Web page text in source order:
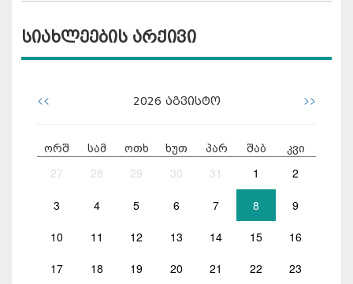
სიახლეების არქივი
<< 2026 აგვისტო >>
ორშ სამ ოთხ ხუთ პარ შაბ კვი
27 28 29 30 31 1 2
3 4 5 6 7 8 9
10 11 12 13 14 15 16
17 18 19 20 21 22 23